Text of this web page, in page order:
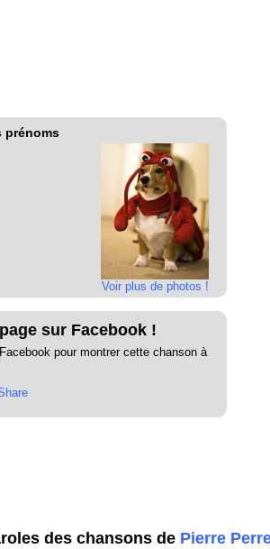
prénoms
Voir plus de photos !
sur Facebook !
pour montrer cette chanson à
des chansons de Pierre